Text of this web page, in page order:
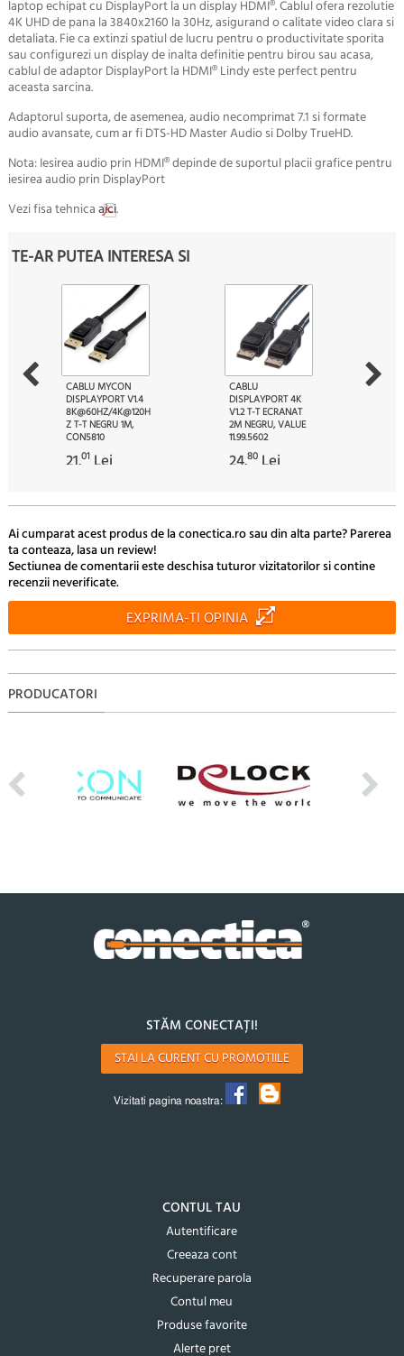
laptop echipat cu DisplayPort la un display HDMI®. Cablul ofera rezolutie
4K UHD de pana la 3840x2160 la 30Hz, asigurand o calitate video clara si
detaliata. Fie ca extinzi spatiul de lucru pentru o productivitate sporita
sau configurezi un display de inalta definitie pentru birou sau acasa,
cablul de adaptor DisplayPort la HDMI® Lindy este perfect pentru
aceasta sarcina.
Adaptorul suporta, de asemenea, audio necomprimat 7.1 si formate
audio avansate, cum ar fi DTS-HD Master Audio si Dolby TrueHD.
Nota: Iesirea audio prin HDMI® depinde de suportul placii grafice pentru
iesirea audio prin DisplayPort
Vezi fisa tehnicaaici.
TE-AR PUTEA INTERESA SI
CABLU MYCON
DISPLAYPORT V1.4
8K@60HZ/4K@120H
Z T-T NEGRU 1M,
CON5810
21.01 Lei
CABLU
DISPLAYPORT 4K
V1.2 T-T ECRANAT
2M NEGRU, VALUE
11.99.5602
24.80 Lei
Ai cumparat acest produs de la conectica.ro sau din alta parte? Parerea
ta conteaza, lasa un review!
Sectiunea de comentarii este deschisa tuturor vizitatorilor si contine
recenzii neverificate.
EXPRIMA-TI OPINIA
PRODUCATORI
STĂM CONECTAȚI!
STAI LA CURENT CU PROMOTIILE
Vizitati pagina noastra:
CONTUL TAU
Autentificare
Creeaza cont
Recuperare parola
Contul meu
Produse favorite
Alerte pret